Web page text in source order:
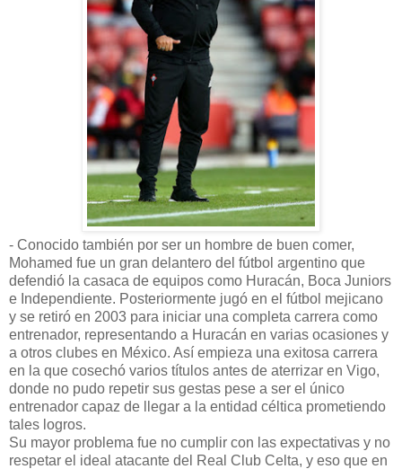
- Conocido también por ser un hombre de buen comer,
Mohamed fue un gran delantero del fútbol argentino que
defendió la casaca de equipos como Huracán, Boca Juniors
e Independiente. Posteriormente jugó en el fútbol mejicano
y se retiró en 2003 para iniciar una completa carrera como
entrenador, representando a Huracán en varias ocasiones y
a otros clubes en México. Así empieza una exitosa carrera
en la que cosechó varios títulos antes de aterrizar en Vigo,
donde no pudo repetir sus gestas pese a ser el único
entrenador capaz de llegar a la entidad céltica prometiendo
tales logros.
Su mayor problema fue no cumplir con las expectativas y no
respetar el ideal atacante del Real Club Celta, y eso que en